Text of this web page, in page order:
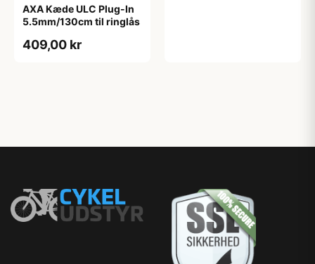
AXA Kæde ULC Plug-In
5.5mm/130cm til ringlås
409,00 kr